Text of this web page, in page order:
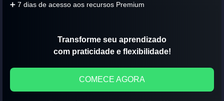
➕ 7 dias de acesso aos recursos Premium
Transforme seu aprendizado
com praticidade e flexibilidade!
COMECE AGORA